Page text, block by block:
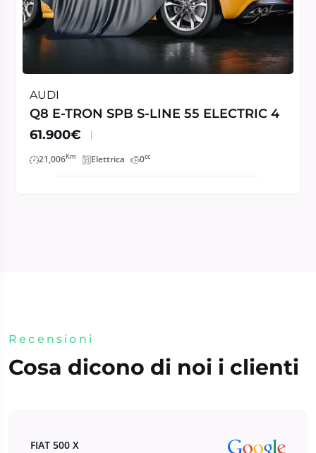
AUDI
Q8 E-TRON SPB S-LINE 55 ELECTRIC 4
61.900€
21,006Km Elettrica 0cc
Recensioni
Cosa dicono di noi i clienti
FIAT 500 X